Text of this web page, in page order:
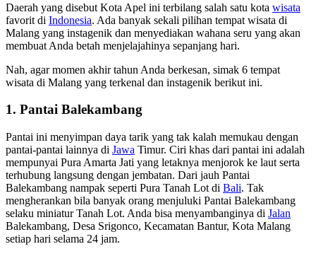
Daerah yang disebut Kota Apel ini terbilang salah satu kota wisata
favorit di Indonesia. Ada banyak sekali pilihan tempat wisata di
Malang yang instagenik dan menyediakan wahana seru yang akan
membuat Anda betah menjelajahinya sepanjang hari.
Nah, agar momen akhir tahun Anda berkesan, simak 6 tempat
wisata di Malang yang terkenal dan instagenik berikut ini.
1. Pantai Balekambang
Pantai ini menyimpan daya tarik yang tak kalah memukau dengan
pantai-pantai lainnya di Jawa Timur. Ciri khas dari pantai ini adalah
mempunyai Pura Amarta Jati yang letaknya menjorok ke laut serta
terhubung langsung dengan jembatan. Dari jauh Pantai
Balekambang nampak seperti Pura Tanah Lot di Bali. Tak
mengherankan bila banyak orang menjuluki Pantai Balekambang
selaku miniatur Tanah Lot. Anda bisa menyambanginya di Jalan
Balekambang, Desa Srigonco, Kecamatan Bantur, Kota Malang
setiap hari selama 24 jam.